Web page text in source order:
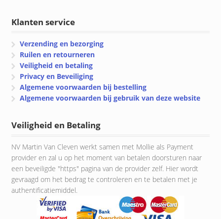
Klanten service
Verzending en bezorging
Ruilen en retourneren
Veiligheid en betaling
Privacy en Beveiliging
Algemene voorwaarden bij bestelling
Algemene voorwaarden bij gebruik van deze website
Veiligheid en Betaling
NV Martin Van Cleven werkt samen met Mollie als Payment
provider en zal u op het moment van betalen doorsturen naar
een beveiligde "https" pagina van de provider zelf. Hier wordt
gevraagd om het bedrag te controleren en te betalen met je
authentificatiemiddel.